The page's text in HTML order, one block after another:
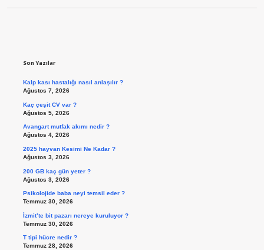
Son Yazılar
Kalp kası hastalığı nasıl anlaşılır ?
Ağustos 7, 2026
Kaç çeşit CV var ?
Ağustos 5, 2026
Avangart mutfak akımı nedir ?
Ağustos 4, 2026
2025 hayvan Kesimi Ne Kadar ?
Ağustos 3, 2026
200 GB kaç gün yeter ?
Ağustos 3, 2026
Psikolojide baba neyi temsil eder ?
Temmuz 30, 2026
İzmit’te bit pazarı nereye kuruluyor ?
Temmuz 30, 2026
T tipi hücre nedir ?
Temmuz 28, 2026